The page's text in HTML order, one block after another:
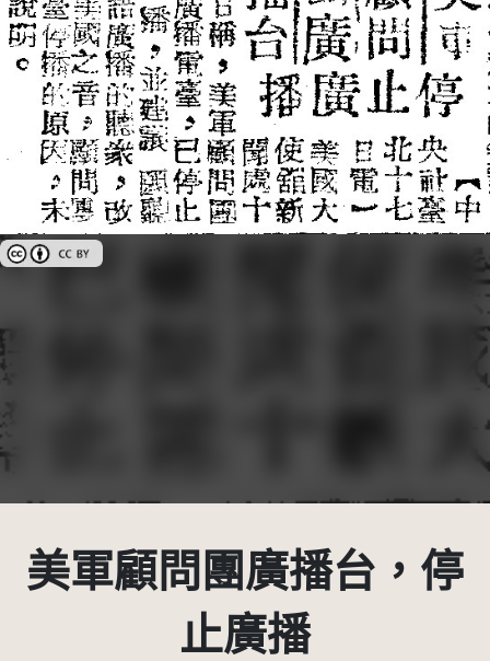
創用CC姓名標示 3.0 台灣及其後版本(CC BY 3.0 TW +)
美軍顧問團廣播台，停
止廣播